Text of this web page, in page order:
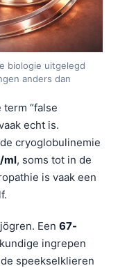
biologie uitgelegd
anders dan
“false
echt is.
cryoglobulinemie
ml, soms tot in de
is vaak een
Een 67-
ingrepen
speekselklieren